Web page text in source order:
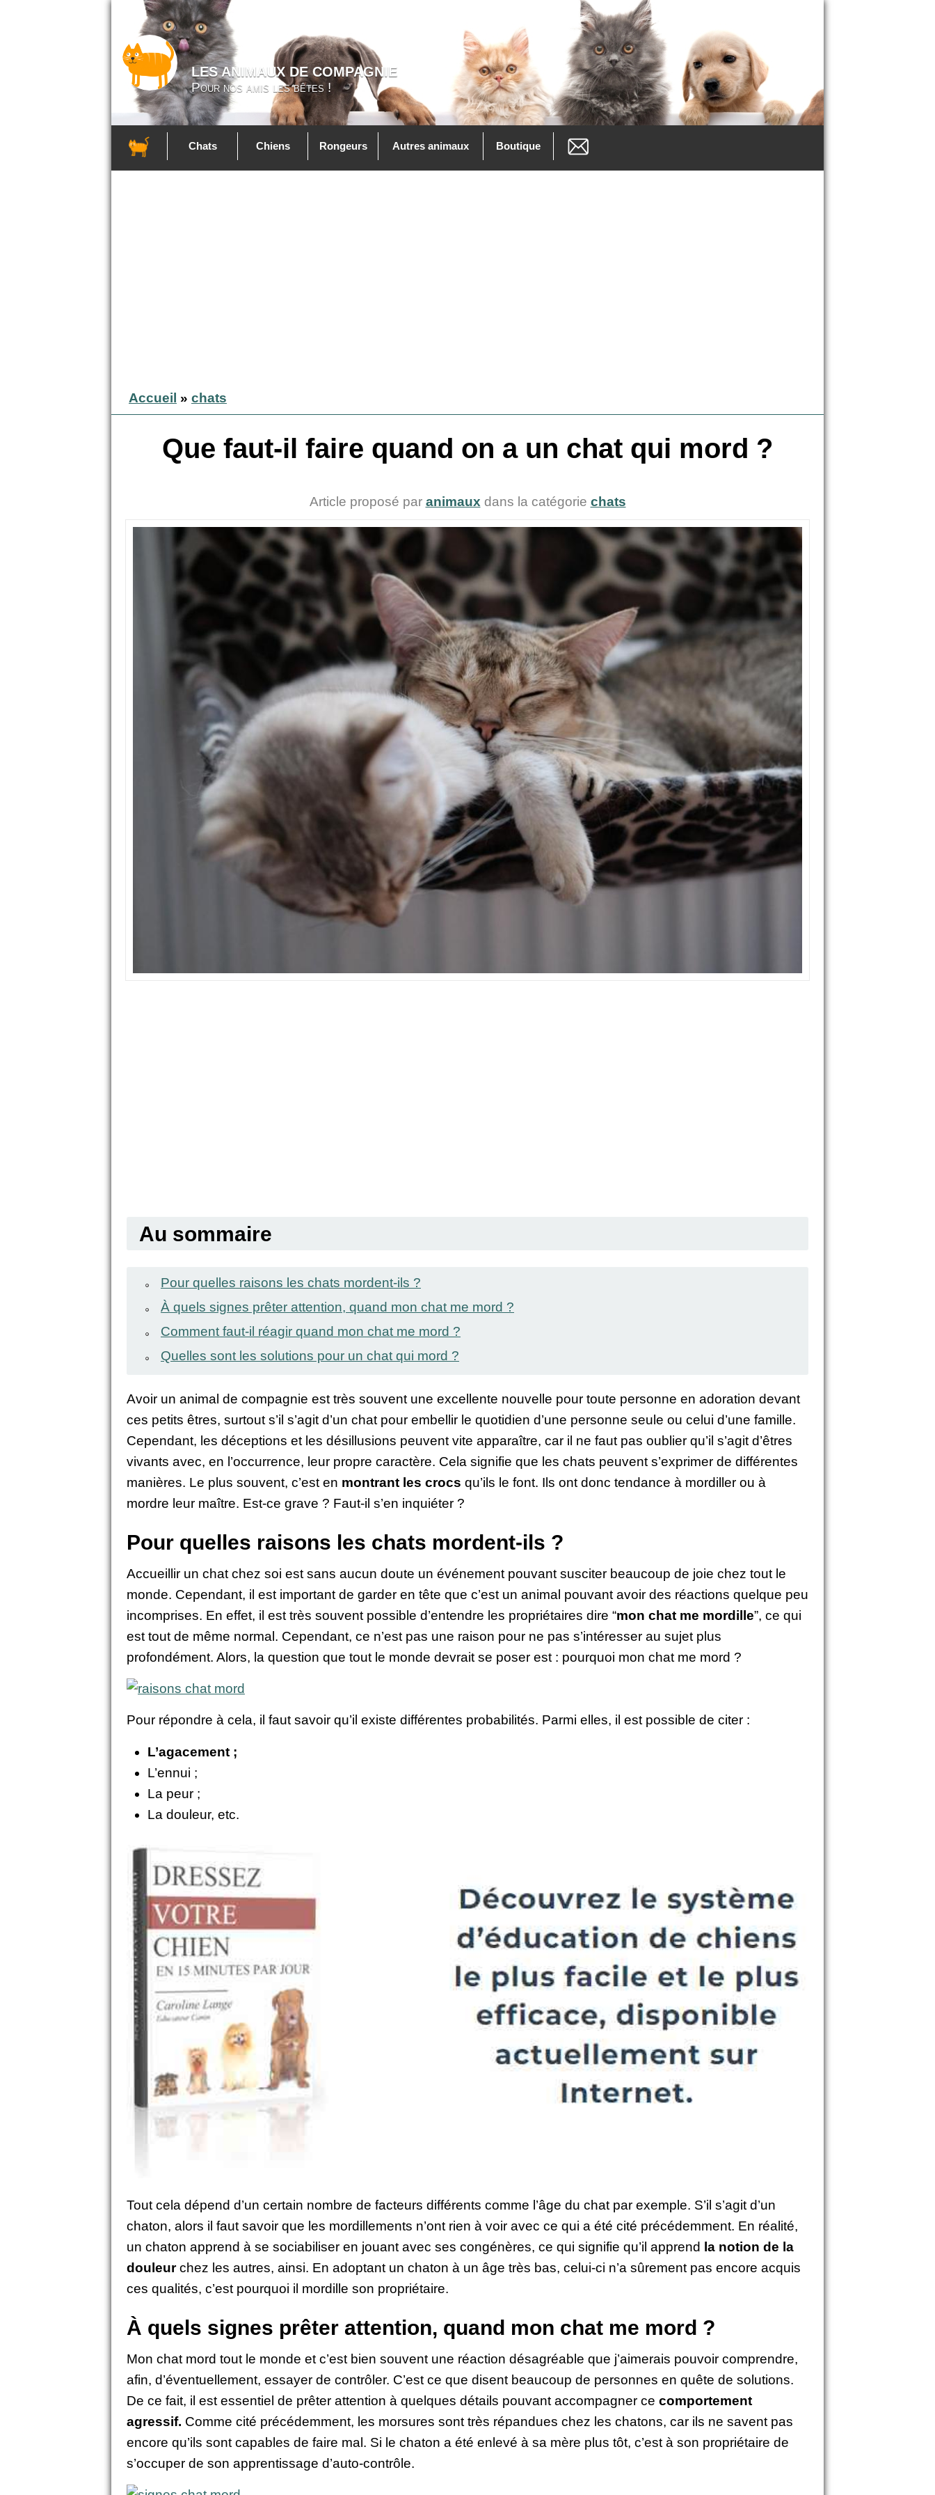
LES ANIMAUX DE COMPAGNIE
Pour nos amis les bêtes !
Chats Chiens Rongeurs Autres animaux Boutique
Accueil » chats
Que faut-il faire quand on a un chat qui mord ?
Article proposé par animaux dans la catégorie chats
Au sommaire
Pour quelles raisons les chats mordent-ils ?
À quels signes prêter attention, quand mon chat me mord ?
Comment faut-il réagir quand mon chat me mord ?
Quelles sont les solutions pour un chat qui mord ?
Avoir un animal de compagnie est très souvent une excellente nouvelle pour toute personne en adoration devant
ces petits êtres, surtout s’il s’agit d’un chat pour embellir le quotidien d’une personne seule ou celui d’une famille.
Cependant, les déceptions et les désillusions peuvent vite apparaître, car il ne faut pas oublier qu’il s’agit d’êtres
vivants avec, en l’occurrence, leur propre caractère. Cela signifie que les chats peuvent s’exprimer de différentes
manières. Le plus souvent, c’est en montrant les crocs qu’ils le font. Ils ont donc tendance à mordiller ou à
mordre leur maître. Est-ce grave ? Faut-il s’en inquiéter ?
Pour quelles raisons les chats mordent-ils ?
Accueillir un chat chez soi est sans aucun doute un événement pouvant susciter beaucoup de joie chez tout le
monde. Cependant, il est important de garder en tête que c’est un animal pouvant avoir des réactions quelque peu
incomprises. En effet, il est très souvent possible d’entendre les propriétaires dire “mon chat me mordille”, ce qui
est tout de même normal. Cependant, ce n’est pas une raison pour ne pas s’intéresser au sujet plus
profondément. Alors, la question que tout le monde devrait se poser est : pourquoi mon chat me mord ?
Pour répondre à cela, il faut savoir qu’il existe différentes probabilités. Parmi elles, il est possible de citer :
L’agacement ;
L’ennui ;
La peur ;
La douleur, etc.
Tout cela dépend d’un certain nombre de facteurs différents comme l’âge du chat par exemple. S’il s’agit d’un
chaton, alors il faut savoir que les mordillements n’ont rien à voir avec ce qui a été cité précédemment. En réalité,
un chaton apprend à se sociabiliser en jouant avec ses congénères, ce qui signifie qu’il apprend
la notion de la
douleurchez les autres, ainsi. En adoptant un chaton à un âge très bas, celui-ci n’a sûrement pas encore acquis
ces qualités, c’est pourquoi il mordille son propriétaire.
À quels signes prêter attention, quand mon chat me mord ?
Mon chat mord tout le monde et c’est bien souvent une réaction désagréable que j’aimerais pouvoir comprendre,
afin, d’éventuellement, essayer de contrôler. C’est ce que disent beaucoup de personnes en quête de solutions.
De ce fait, il est essentiel de prêter attention à quelques détails pouvant accompagner ce comportement
agressif. Comme cité précédemment, les morsures sont très répandues chez les chatons, car ils ne savent pas
encore qu’ils sont capables de faire mal. Si le chaton a été enlevé à sa mère plus tôt, c’est à son propriétaire de
s’occuper de son apprentissage d’auto-contrôle.